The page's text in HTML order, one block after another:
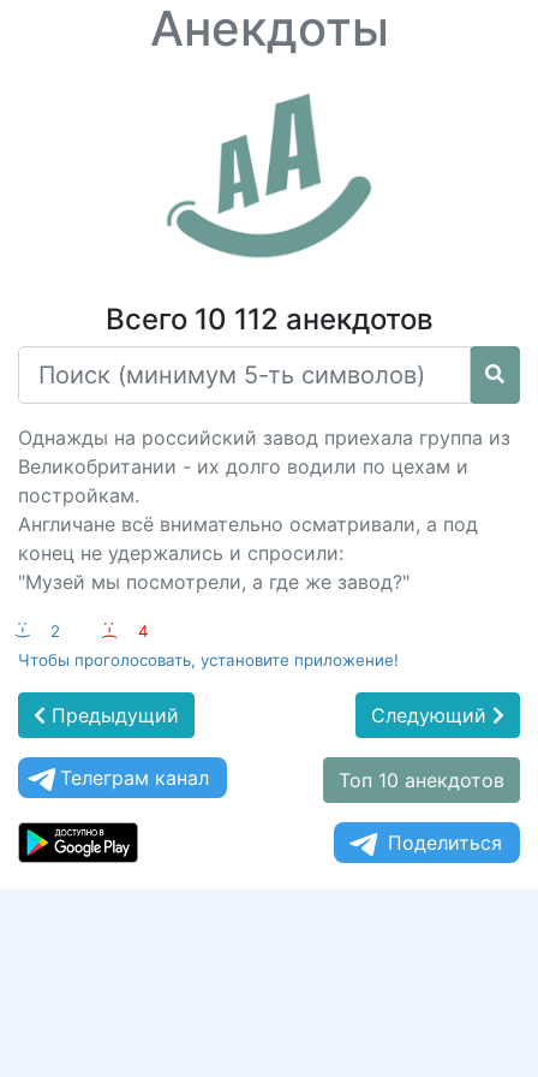
Анекдоты
Всего 10 112 анекдотов
Однажды на российский завод приехала группа из
Великобритании - их долго водили по цехам и
постройкам.
Англичане всё внимательно осматривали, а под
конец не удержались и спросили:
"Музей мы посмотрели, а где же завод?"
:-) 2 :-(
4
Чтобы проголосовать, установите приложение!
Предыдущий Следующий
Телеграм канал Топ 10 анекдотов
Поделиться